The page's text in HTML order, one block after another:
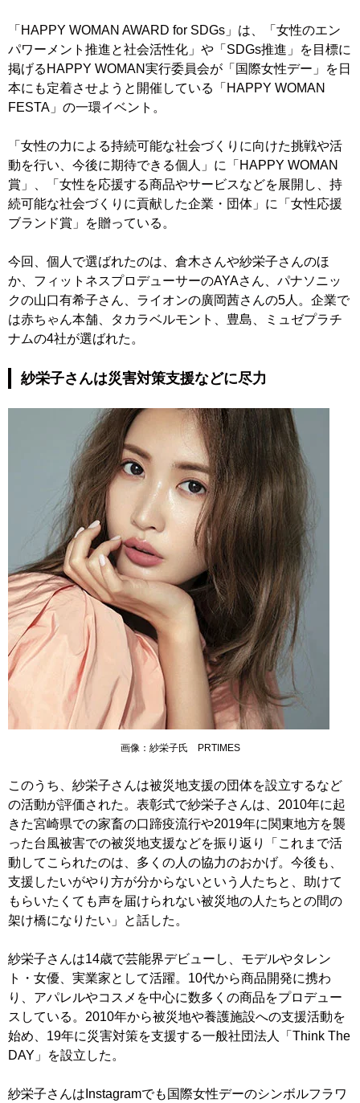
「HAPPY WOMAN AWARD for SDGs」は、「女性のエン
パワーメント推進と社会活性化」や「SDGs推進」を目標に
掲げるHAPPY WOMAN実行委員会が「国際女性デー」を日
本にも定着させようと開催している「HAPPY WOMAN
FESTA」の一環イベント。
「女性の力による持続可能な社会づくりに向けた挑戦や活
動を行い、今後に期待できる個人」に「HAPPY WOMAN
賞」、「女性を応援する商品やサービスなどを展開し、持
続可能な社会づくりに貢献した企業・団体」に「女性応援
ブランド賞」を贈っている。
今回、個人で選ばれたのは、倉木さんや紗栄子さんのほ
か、フィットネスプロデューサーのAYAさん、パナソニッ
クの山口有希子さん、ライオンの廣岡茜さんの5人。企業で
は赤ちゃん本舗、タカラベルモント、豊島、ミュゼプラチ
ナムの4社が選ばれた。
紗栄子さんは災害対策支援などに尽力
画像：紗栄子氏 PRTIMES
このうち、紗栄子さんは被災地支援の団体を設立するなど
の活動が評価された。表彰式で紗栄子さんは、2010年に起
きた宮崎県での家畜の口蹄疫流行や2019年に関東地方を襲
った台風被害での被災地支援などを振り返り「これまで活
動してこられたのは、多くの人の協力のおかげ。今後も、
支援したいがやり方が分からないという人たちと、助けて
もらいたくても声を届けられない被災地の人たちとの間の
架け橋になりたい」と話した。
紗栄子さんは14歳で芸能界デビューし、モデルやタレン
ト・女優、実業家として活躍。10代から商品開発に携わ
り、アパレルやコスメを中心に数多くの商品をプロデュー
スしている。2010年から被災地や養護施設への支援活動を
始め、19年に災害対策を支援する一般社団法人「Think The
DAY」を設立した。
紗栄子さんは Instagramでも国際女性デーのシンボルフラワ